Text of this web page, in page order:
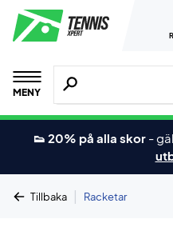
MENY
Sök efter produkter,
👟 20% på alla skor -
Tillbaka | Racketar